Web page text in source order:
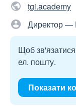
tgi.academy
Директор —
Щоб зв'язатися
ел. пошту.
Показати